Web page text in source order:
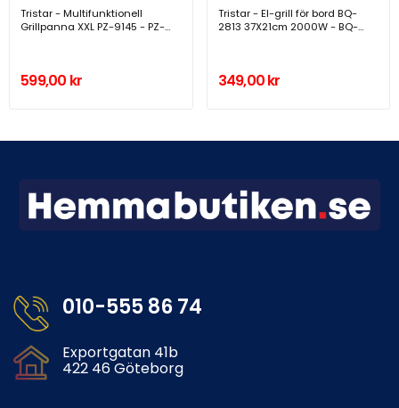
Tristar - Multifunktionell
Grillpanna XXL PZ-9145 - PZ-
599,00 kr
Tristar - El-grill för bord BQ-
2813 37X21cm 2000W - BQ-
349,00 kr
010-555 86 74
Exportgatan 41b
422 46 Göteborg